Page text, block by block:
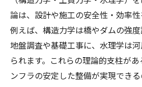
論は、設計や施工の安全性・効率性
例えば、構造力学は橋やダムの強
地盤調査や基礎工事に、水理学は
られます。これらの理論的支柱が
ンフラの安定した整備が実現できる